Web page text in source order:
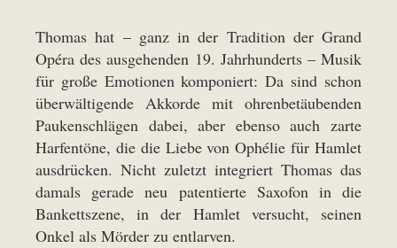
Thomas hat – ganz in der Tradition der Grand
Opéra des ausgehenden 19. Jahrhunderts – Musik
für große Emotionen komponiert: Da sind schon
überwältigende Akkorde mit ohrenbetäubenden
Paukenschlägen dabei, aber ebenso auch zarte
Harfentöne, die die Liebe von Ophélie für Hamlet
ausdrücken. Nicht zuletzt integriert Thomas das
damals gerade neu patentierte Saxofon in die
Bankettszene, in der Hamlet versucht, seinen
Onkel als Mörder zu entlarven.